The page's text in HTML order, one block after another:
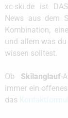
xc-ski.de ist
News aus dem
Kombination,
und allem was
wissen solltest.
Ob Skilanglauf-
immer ein
das